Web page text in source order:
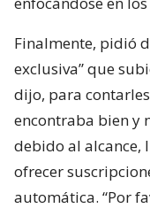
Finalmente, pidió
exclusiva” que
dijo, para
encontraba bien y
debido al alcance,
ofrecer
automática. “Por